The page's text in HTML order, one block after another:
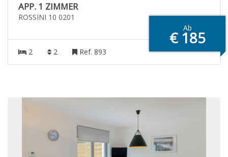
APP. 1 ZIMMER
ROSSINI 10 0201
Ab
€ 185
2 2 Ref. 893